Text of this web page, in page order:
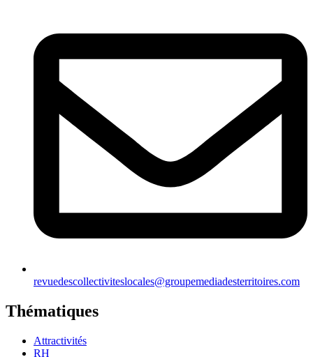
revuedescollectiviteslocales@groupemediadesterritoires.com
Thématiques
Attractivités
RH